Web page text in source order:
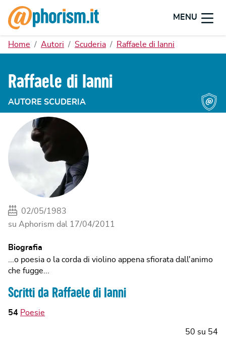
MENU
Home Autori Scuderia Raffaele di Ianni
Raffaele di Ianni
AUTORE SCUDERIA
02/05/1983
su Aphorism dal 17/04/2011
Biografia
...o poesia o la corda di violino appena sfiorata dall'animo
che fugge...
Scritti da Raffaele di Ianni
54 Poesie
50 su 54